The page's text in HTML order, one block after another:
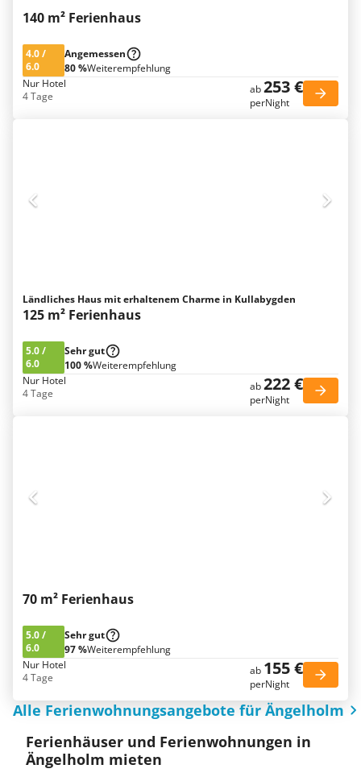
140 m² Ferienhaus
4.0/
6.0
Angemessen
80 %Weiterempfehlung
Nur Hotel
4 Tage
ab253 €
perNight
Ländliches Haus mit erhaltenem Charme in Kullabygden
125 m² Ferienhaus
5.0/
6.0
Sehr gut
100 %Weiterempfehlung
Nur Hotel
4 Tage
ab222 €
perNight
70 m² Ferienhaus
5.0/
6.0
Sehr gut
97 %Weiterempfehlung
Nur Hotel
4 Tage
ab 155 €
perNight
Alle Ferienwohnungsangebote für Ängelholm
Ferienhäuser und Ferienwohnungen in
Ängelholm mieten